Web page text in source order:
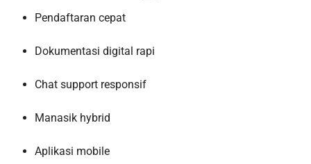
Pendaftaran cepat
Dokumentasi digital rapi
Chat support responsif
Manasik hybrid
Aplikasi mobile